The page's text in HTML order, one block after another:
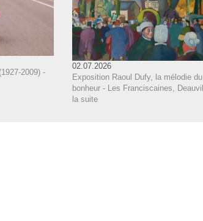
2009) -
02.07.2026
Exposition Raoul Dufy, la mélodie du
bonheur - Les Franciscaines,
la suite